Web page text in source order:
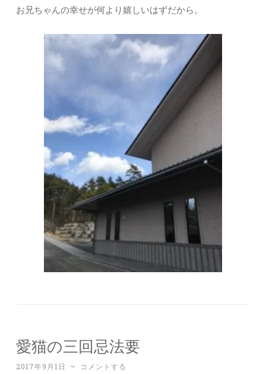
お兄ちゃんの幸せが何より嬉しいはずだから。
愛猫の三回忌法要
2017年9月1日 ~ コメントする